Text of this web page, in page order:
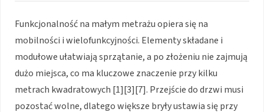
Funkcjonalność na małym metrażu opiera się na
mobilności i wielofunkcyjności. Elementy składane i
modułowe ułatwiają sprzątanie, a po złożeniu nie zajmują
dużo miejsca, co ma kluczowe znaczenie przy kilku
metrach kwadratowych [1][3][7]. Przejście do drzwi musi
pozostać wolne, dlatego większe bryły ustawia się przy